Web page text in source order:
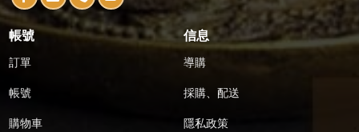
帳號
訂單
帳號
購物車
信息
導購
採購、配送
隱私政策